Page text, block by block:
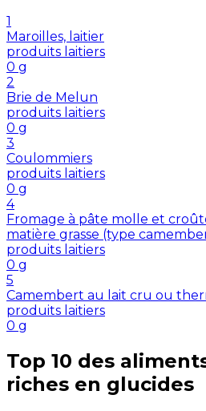
1
Maroilles, laitier
produits laitiers
0 g
2
Brie de Melun
produits laitiers
0 g
3
Coulommiers
produits laitiers
0 g
4
Fromage à pâte molle et
matière grasse (type
produits laitiers
0 g
5
Camembert au lait cru ou
produits laitiers
0 g
Top 10 des
riches en glucides